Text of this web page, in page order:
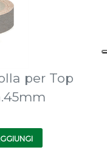
per Top